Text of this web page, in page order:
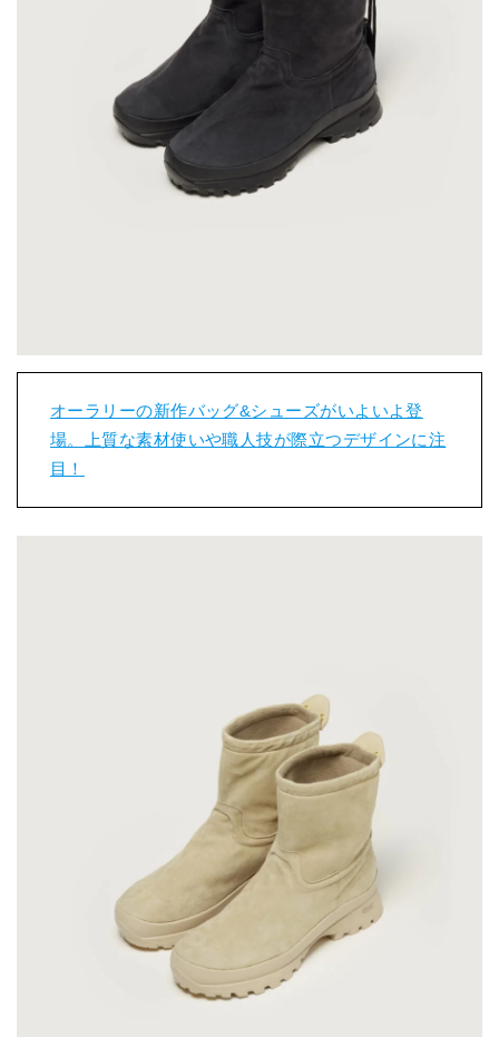
オーラリーの新作バッグ&シューズがいよいよ登
場。上質な素材使いや職人技が際立つデザインに注
目！